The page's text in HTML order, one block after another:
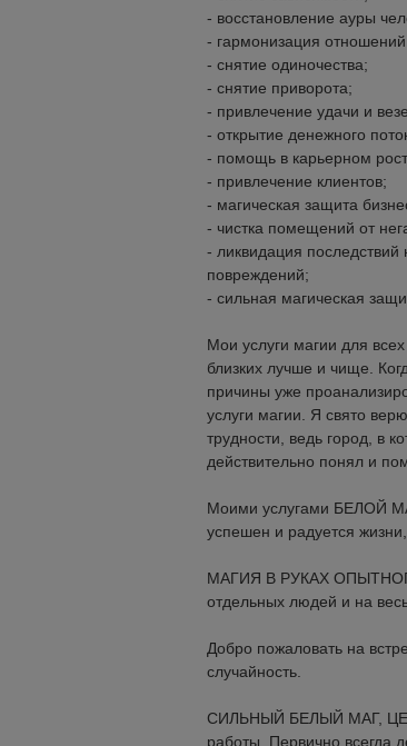
- восстановление ауры
- гармонизация
- снятие одиночества;
- снятие приворота;
- привлечение удачи и
- открытие денежного
- помощь в карьерном
- привлечение клиентов;
- магическая защита
- чистка помещений от
- ликвидация последствий
повреждений;
- сильная магическая
Мои услуги магии для
близких лучше и чище.
причины уже
услуги магии. Я свято
трудности, ведь город, в
действительно понял и
Моими услугами БЕЛОЙ
успешен и радуется
МАГИЯ В РУКАХ ОПЫТНОГО
отдельных людей и на
Добро пожаловать на
случайность.
СИЛЬНЫЙ БЕЛЫЙ МАГ,
работы. Первично всегда